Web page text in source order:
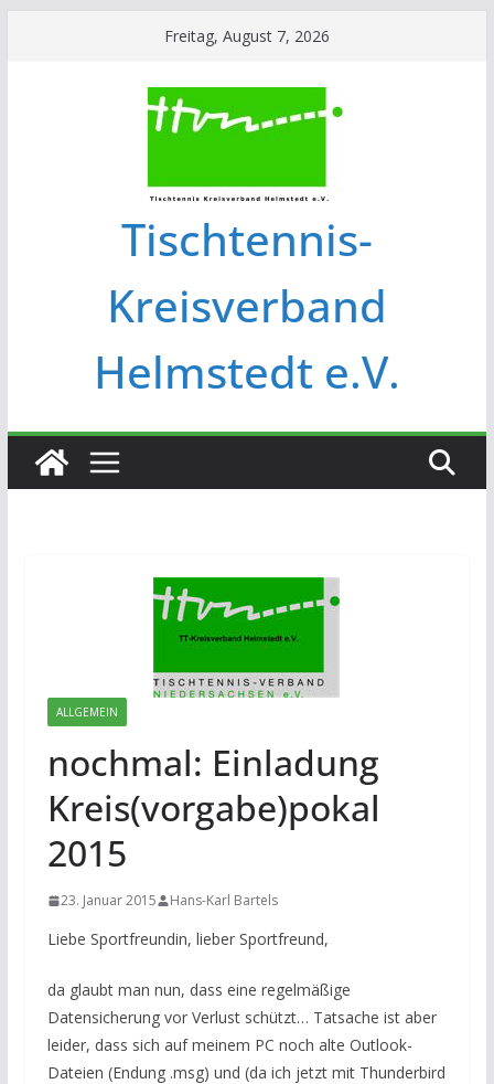
Freitag, August 7, 2026
Tischtennis-
Kreisverband
Helmstedt e.V.
ALLGEMEIN
nochmal: Einladung
Kreis(vorgabe)pokal
2015
23. Januar 2015 Hans-Karl Bartels
Liebe Sportfreundin, lieber Sportfreund,
da glaubt man nun, dass eine regelmäßige
Datensicherung vor Verlust schützt… Tatsache ist aber
leider, dass sich auf meinem PC noch alte Outlook-
Dateien (Endung .msg) und (da ich jetzt mit Thunderbird